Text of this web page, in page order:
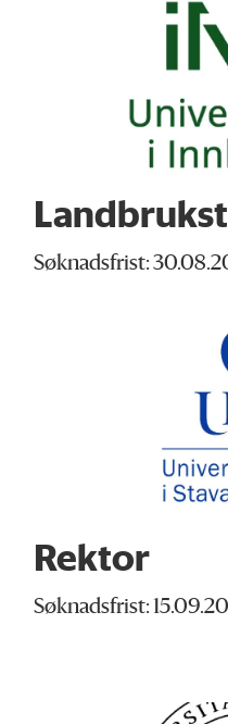
Søknadsfrist:
Rektor
Søknadsfrist: